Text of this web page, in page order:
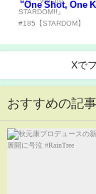
"One Shot, One
Xで
おすすめの記事